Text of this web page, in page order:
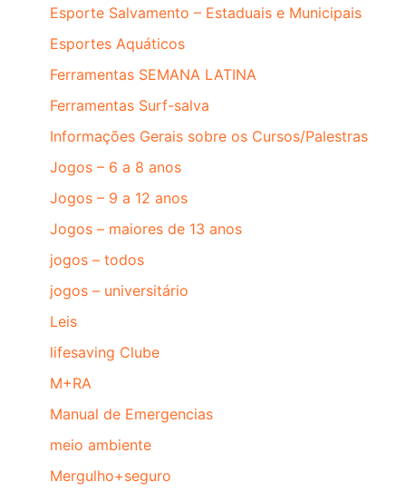
Esporte Salvamento – Estaduais e Municipais
Esportes Aquáticos
Ferramentas SEMANA LATINA
Ferramentas Surf-salva
Informações Gerais sobre os Cursos/Palestras
Jogos – 6 a 8 anos
Jogos – 9 a 12 anos
Jogos – maiores de 13 anos
jogos – todos
jogos – universitário
Leis
lifesaving Clube
M+RA
Manual de Emergencias
meio ambiente
Mergulho+seguro